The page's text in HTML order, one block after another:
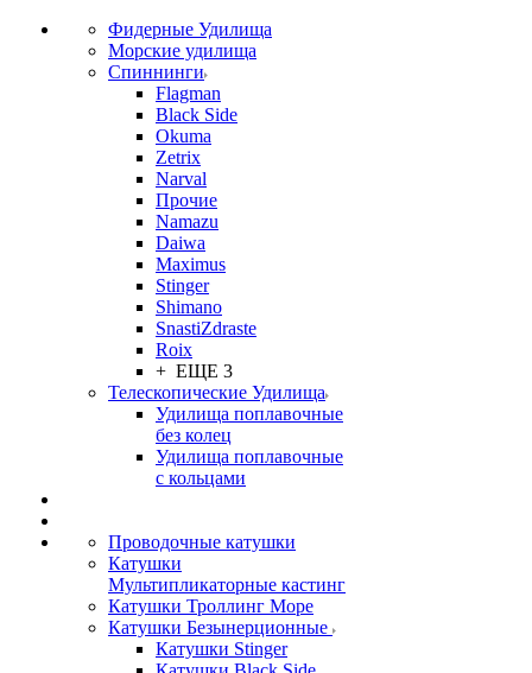
Фидерные Удилища
Морские удилища
Спиннинги
Flagman
Black Side
Okuma
Zetrix
Narval
Прочие
Namazu
Daiwa
Maximus
Stinger
Shimano
SnastiZdraste
Roix
+ ЕЩЕ 3
Телескопические Удилища
Удилища поплавочные
без колец
Удилища поплавочные
с кольцами
Проводочные катушки
Катушки
Мультипликаторные кастинг
Катушки Троллинг Море
Катушки Безынерционные
Катушки Stinger